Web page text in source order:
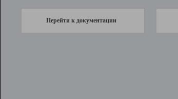
Перейти к документации